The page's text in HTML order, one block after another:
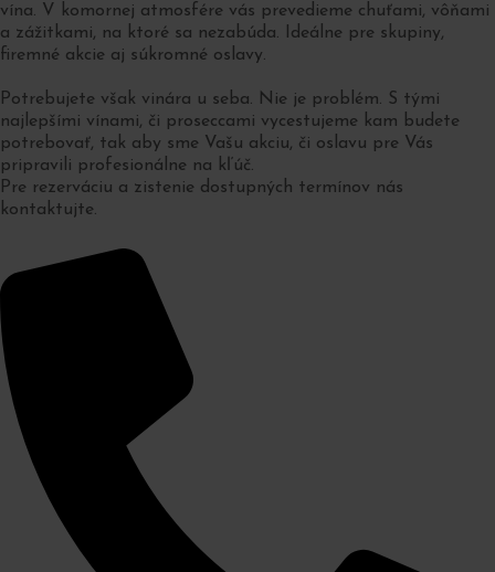
vína. V komornej atmosfére vás prevedieme chuťami, vôňami
a zážitkami, na ktoré sa nezabúda. Ideálne pre skupiny,
firemné akcie aj súkromné oslavy.
Potrebujete však vinára u seba. Nie je problém. S tými
najlepšími vínami, či proseccami vycestujeme kam budete
potrebovať, tak aby sme Vašu akciu, či oslavu pre Vás
pripravili profesionálne na kľúč.
Pre rezerváciu a zistenie dostupných termínov nás
kontaktujte.